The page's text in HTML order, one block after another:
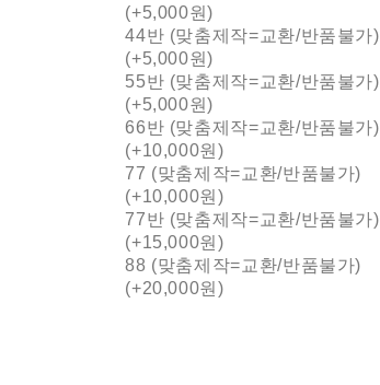
(+5,000원)
44반 (맞춤제작=교환/반품불가)
(+5,000원)
55반 (맞춤제작=교환/반품불가)
(+5,000원)
66반 (맞춤제작=교환/반품불가)
(+10,000원)
77 (맞춤제작=교환/반품불가)
(+10,000원)
77반 (맞춤제작=교환/반품불가)
(+15,000원)
88 (맞춤제작=교환/반품불가)
(+20,000원)